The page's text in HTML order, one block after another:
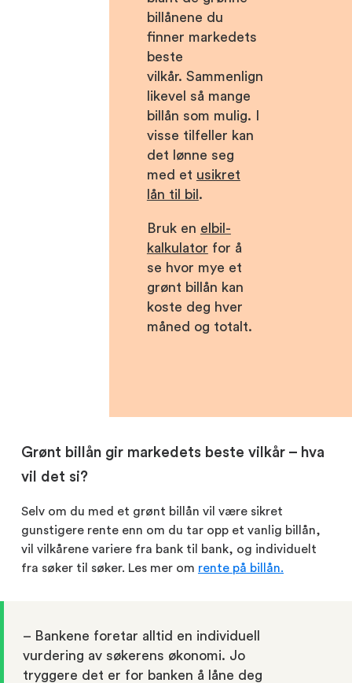
billånene du
finner markedets
beste
vilkår. Sammenlign
likevel så mange
billån som mulig. I
visse tilfeller kan
det lønne seg
med et usikret
lån til bil .
Bruk en elbil-
kalkulator for å
se hvor mye et
grønt billån kan
koste deg hver
måned og totalt.
Grønt billån gir markedets beste vilkår – hva
vil det si?
Selv om du med et grønt billån vil være sikret
gunstigere rente enn om du tar opp et vanlig billån,
vil vilkårene variere fra bank til bank, og individuelt
fra søker til søker. Les mer om rente på billån.
– Bankene foretar alltid en individuell
vurdering av søkerens økonomi. Jo
tryggere det er for banken å låne deg